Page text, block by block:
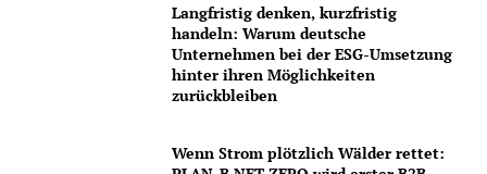
Langfristig denken, kurzfristig
handeln: Warum deutsche
Unternehmen bei der ESG-Umsetzung
hinter ihren Möglichkeiten
zurückbleiben
Wenn Strom plötzlich Wälder rettet: